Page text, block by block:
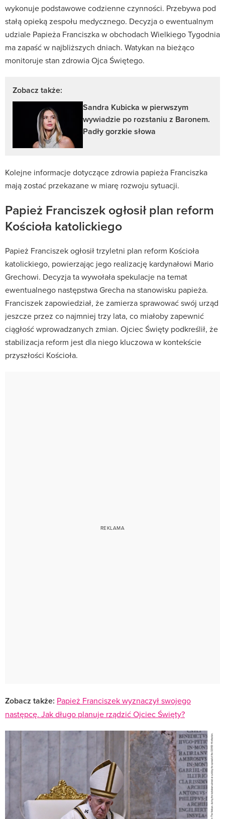
wykonuje podstawowe codzienne czynności. Przebywa pod
stałą opieką zespołu medycznego. Decyzja o ewentualnym
udziale Papieża Franciszka w obchodach Wielkiego Tygodnia
ma zapaść w najbliższych dniach. Watykan na bieżąco
monitoruje stan zdrowia Ojca Świętego.
Zobacz także:
Sandra Kubicka w pierwszym
wywiadzie po rozstaniu z Baronem.
Padły gorzkie słowa
Kolejne informacje dotyczące zdrowia papieża Franciszka
mają zostać przekazane w miarę rozwoju sytuacji.
Papież Franciszek ogłosił plan reform
Kościoła katolickiego
Papież Franciszek ogłosił trzyletni plan reform Kościoła
katolickiego, powierzając jego realizację kardynałowi Mario
Grechowi. Decyzja ta wywołała spekulacje na temat
ewentualnego następstwa Grecha na stanowisku papieża.
Franciszek zapowiedział, że zamierza sprawować swój urząd
jeszcze przez co najmniej trzy lata, co miałoby zapewnić
ciągłość wprowadzanych zmian. Ojciec Święty podkreślił, że
stabilizacja reform jest dla niego kluczowa w kontekście
przyszłości Kościoła.
Zobacz także: Papież Franciszek wyznaczył swojego
następcę. Jak długo planuje rządzić Ojciec Święty?